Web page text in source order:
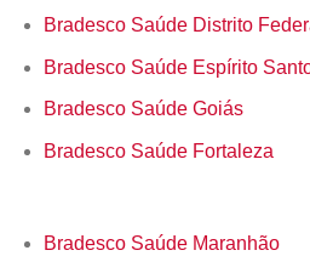
Bradesco Saúde Distrito
Bradesco Saúde Espírito
Bradesco Saúde Goiás
Bradesco Saúde Fortaleza
Bradesco Saúde Maranhão